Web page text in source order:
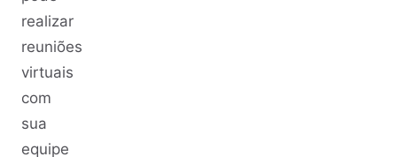
realizar
reuniões
virtuais
com
sua
equipe